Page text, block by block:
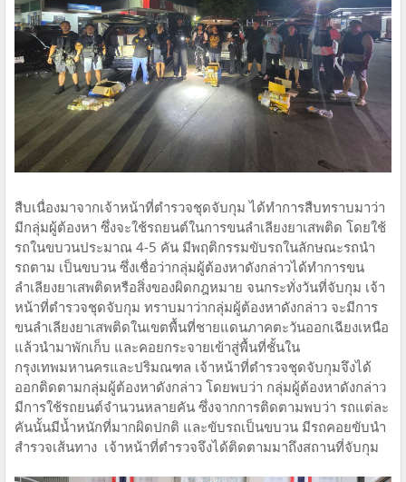
สืบเนื่องมาจากเจ้าหน้าที่ตำรวจชุดจับกุม ได้ทำการสืบทราบมาว่า
มีกลุ่มผู้ต้องหา ซึ่งจะใช้รถยนต์ในการขนลำเลียงยาเสพติด โดยใช้
รถในขบวนประมาณ 4-5 คัน มีพฤติกรรมขับรถในลักษณะรถนำ
รถตาม เป็นขบวน ซึ่งเชื่อว่ากลุ่มผู้ต้องหาดังกล่าวได้ทำการขน
ลำเลียงยาเสพติดหรือสิ่งของผิดกฎหมาย จนกระทั่งวันที่จับกุม เจ้า
หน้าที่ตำรวจชุดจับกุม ทราบมาว่ากลุ่มผู้ต้องหาดังกล่าว จะมีการ
ขนลำเลียงยาเสพติดในเขตพื้นที่ชายแดนภาคตะวันออกเฉียงเหนือ
แล้วนำมาพักเก็บ และคอยกระจายเข้าสู่พื้นที่ชั้นใน
กรุงเทพมหานครและปริมณฑล เจ้าหน้าที่ตำรวจชุดจับกุมจึงได้
ออกติดตามกลุ่มผู้ต้องหาดังกล่าว โดยพบว่า กลุ่มผู้ต้องหาดังกล่าว
มีการใช้รถยนต์จำนวนหลายคัน ซึ่งจากการติดตามพบว่า รถแต่ละ
คันนั้นมีน้ำหนักที่มากผิดปกติ และขับรถเป็นขบวน มีรถคอยขับนำ
สำรวจเส้นทาง เจ้าหน้าที่ตำรวจจึงได้ติดตามมาถึงสถานที่จับกุม